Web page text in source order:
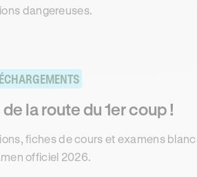
dangereuses.
la route du 1er coup !
fiches de cours et examens
officiel 2026.